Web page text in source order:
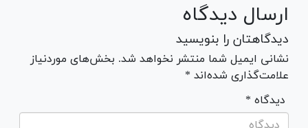
ارسال دیدگاه
دیدگاهتان را بنویسید
نشانی ایمیل شما منتشر نخواهد شد. بخش‌های موردنیاز
علامت‌گذاری شده‌اند *
* دیدگاه